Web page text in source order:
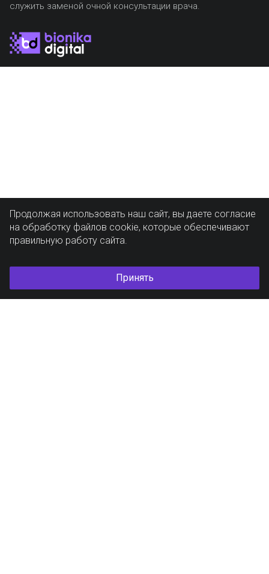
служить заменой очной консультации врача.
Продолжая использовать наш сайт, вы даете согласие
на обработку файлов cookie, которые обеспечивают
правильную работу сайта.
Принять